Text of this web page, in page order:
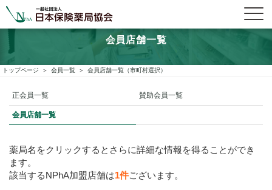
会員店舗一覧
トップページ 会員一覧 会員店舗一覧（市町村選択）
正会員一覧 賛助会員一覧
会員店舗一覧
薬局名をクリックするとさらに詳細な情報を得ることができ
ます。
該当するNPhA加盟店舗は1件ございます。